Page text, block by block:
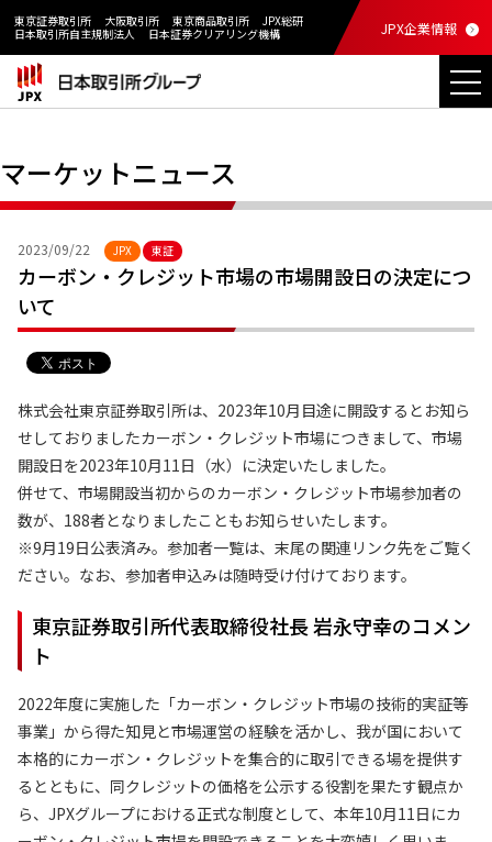
東京証券取引所 大阪取引所 東京商品取引所
JPX総研
日本取引所自主規制法人
日本証券クリアリング機構 JPX企業情報
マーケットニュース
2023/09/22 JPX 東証
カーボン・クレジット市場の市場開設日の決定につ
いて
株式会社東京証券取引所は、2023年10月目途に開設するとお知ら
せしておりましたカーボン・クレジット市場につきまして、市場
開設日を2023年10月11日（水）に決定いたしました。
併せて、市場開設当初からのカーボン・クレジット市場参加者の
数が、188者となりましたこともお知らせいたします。
※9月19日公表済み。参加者一覧は、末尾の関連リンク先をご覧く
ださい。なお、参加者申込みは随時受け付けております。
東京証券取引所代表取締役社長 岩永守幸のコメン
ト
2022年度に実施した「カーボン・クレジット市場の技術的実証等
事業」から得た知見と市場運営の経験を活かし、我が国において
本格的にカーボン・クレジットを集合的に取引できる場を提供す
るとともに、同クレジットの価格を公示する役割を果たす観点か
ら、JPXグループにおける正式な制度として、本年10月11日にカ